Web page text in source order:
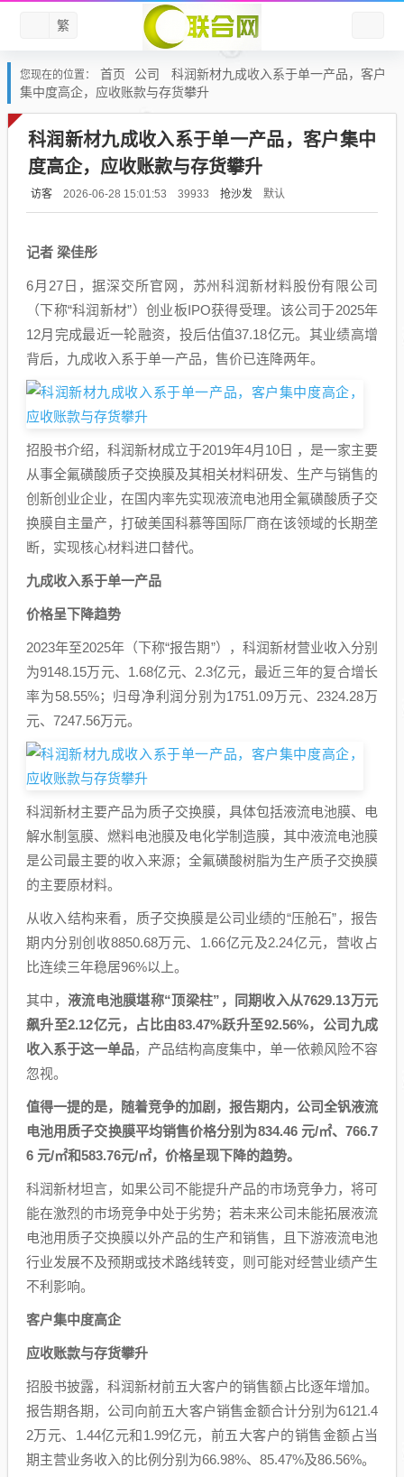
繁
您现在的位置： 首页 公司
科润新材九成收入系于单一产品，客户
集中度高企，应收账款与存货攀升
科润新材九成收入系于单一产品，客户集中
度高企，应收账款与存货攀升
访客 2026-06-28 15:01:53 39933 抢沙发 默认
记者 梁佳彤
6月27日，据深交所官网，苏州科润新材料股份有限公司
（下称“科润新材”）创业板IPO获得受理。该公司于2025年
12月完成最近一轮融资，投后估值37.18亿元。其业绩高增
背后，九成收入系于单一产品，售价已连降两年。
招股书介绍，科润新材成立于2019年4月10日 ，是一家主要
从事全氟磺酸质子交换膜及其相关材料研发、生产与销售的
创新创业企业，在国内率先实现液流电池用全氟磺酸质子交
换膜自主量产，打破美国科慕等国际厂商在该领域的长期垄
断，实现核心材料进口替代。
九成收入系于单一产品
价格呈下降趋势
2023年至2025年（下称“报告期”），科润新材营业收入分别
为9148.15万元、1.68亿元、2.3亿元，最近三年的复合增长
率为58.55%；归母净利润分别为1751.09万元、2324.28万
元、7247.56万元。
科润新材主要产品为质子交换膜，具体包括液流电池膜、电
解水制氢膜、燃料电池膜及电化学制造膜，其中液流电池膜
是公司最主要的收入来源；全氟磺酸树脂为生产质子交换膜
的主要原材料。
从收入结构来看，质子交换膜是公司业绩的“压舱石”，报告
期内分别创收8850.68万元、1.66亿元及2.24亿元，营收占
比连续三年稳居96%以上。
其中， 液流电池膜堪称“顶梁柱”，同期收入从7629.13万元
飙升至2.12亿元，占比由83.47%跃升至92.56%，公司九成
收入系于这一单品，产品结构高度集中，单一依赖风险不容
忽视。
值得一提的是，随着竞争的加剧，报告期内，公司全钒液流
电池用质子交换膜平均销售价格分别为834.46 元/㎡、766.7
6 元/㎡和583.76元/㎡，价格呈现下降的趋势。
科润新材坦言，如果公司不能提升产品的市场竞争力，将可
能在激烈的市场竞争中处于劣势；若未来公司未能拓展液流
电池用质子交换膜以外产品的生产和销售，且下游液流电池
行业发展不及预期或技术路线转变，则可能对经营业绩产生
不利影响。
客户集中度高企
应收账款与存货攀升
招股书披露，科润新材前五大客户的销售额占比逐年增加。
报告期各期，公司向前五大客户销售金额合计分别为6121.4
2万元、1.44亿元和1.99亿元，前五大客户的销售金额占当
期主营业务收入的比例分别为66.98%、85.47%及86.56%。